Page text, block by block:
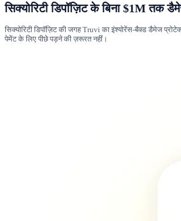
सिक्योरिटी डिपॉज़िट के बिना $1M तक
सिक्योरिटी डिपॉज़िट की जगह Truvi का इंश्योरेंस-बैक्ड डैमेज
पेमेंट के लिए पीछे पड़ने की ज़रूरत नहीं।